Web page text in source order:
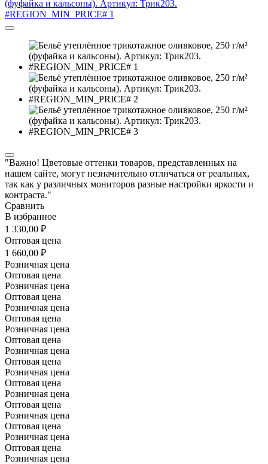
"Важно! Цветовые оттенки товаров, представленных на
нашем сайте, могут незначительно отличаться от реальных,
так как у различных мониторов разные настройки яркости и
контраста."
Сравнить
В избранное
1 330,00 ₽
Оптовая цена
1 660,00 ₽
Розничная цена
Оптовая цена
Розничная цена
Оптовая цена
Розничная цена
Оптовая цена
Розничная цена
Оптовая цена
Розничная цена
Оптовая цена
Розничная цена
Оптовая цена
Розничная цена
Оптовая цена
Розничная цена
Оптовая цена
Розничная цена
Оптовая цена
Розничная цена